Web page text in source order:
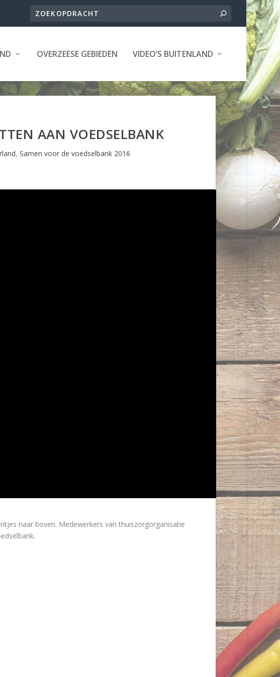
OVERZEESE GEBIEDEN VIDEO’S BUITENLAND
AAN VOEDSELBANK
, Samen voor de voedselbank 2016
naar boven. Medewerkers van thuiszorgorganisatie